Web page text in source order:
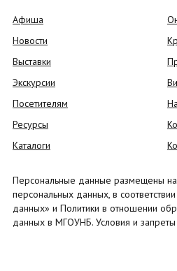
Афиша
Новости
Выставки
Экскурсии
Посетителям
Ресурсы
Каталоги
Персональные данные размещены на
персональных данных, в
данных» и Политики в отношении
данных в МГОУНБ. Условия и запреты